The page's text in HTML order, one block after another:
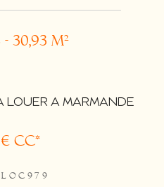
30,93 m²
A MARMANDE
CC*